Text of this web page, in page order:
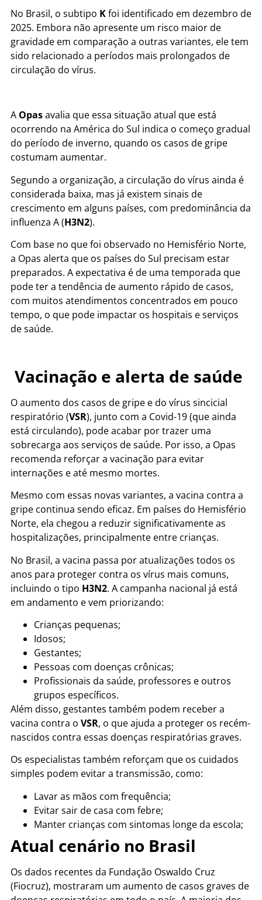
No Brasil, o subtipo Kfoi identificado em dezembro de
2025. Embora não apresente um risco maior de
gravidade em comparação a outras variantes, ele tem
sido relacionado a períodos mais prolongados de
circulação do vírus.
A Opasavalia que essa situação atual que está
ocorrendo na América do Sul indica o começo gradual
do período de inverno, quando os casos de gripe
costumam aumentar.
Segundo a organização, a circulação do vírus ainda é
considerada baixa, mas já existem sinais de
crescimento em alguns países, com predominância da
influenza A (H3N2).
Com base no que foi observado no Hemisfério Norte,
a Opas alerta que os países do Sul precisam estar
preparados. A expectativa é de uma temporada que
pode ter a tendência de aumento rápido de casos,
com muitos atendimentos concentrados em pouco
tempo, o que pode impactar os hospitais e serviços
de saúde.
Vacinação e alerta de saúde
O aumento dos casos de gripe e do vírus sincicial
respiratório (VSR), junto com a Covid-19 (que ainda
está circulando), pode acabar por trazer uma
sobrecarga aos serviços de saúde. Por isso, a Opas
recomenda reforçar a vacinação para evitar
internações e até mesmo mortes.
Mesmo com essas novas variantes, a vacina contra a
gripe continua sendo eficaz. Em países do Hemisfério
Norte, ela chegou a reduzir significativamente as
hospitalizações, principalmente entre crianças.
No Brasil, a vacina passa por atualizações todos os
anos para proteger contra os vírus mais comuns,
incluindo o tipo H3N2. A campanha nacional já está
em andamento e vem priorizando:
Crianças pequenas;
Idosos;
Gestantes;
Pessoas com doenças crônicas;
Profissionais da saúde, professores e outros
grupos específicos.
Além disso, gestantes também podem receber a
vacina contra o VSR, o que ajuda a proteger os recém-
nascidos contra essas doenças respiratórias graves.
Os especialistas também reforçam que os cuidados
simples podem evitar a transmissão, como:
Lavar as mãos com frequência;
Evitar sair de casa com febre;
Manter crianças com sintomas longe da escola;
Atual cenário no Brasil
Os dados recentes da Fundação Oswaldo Cruz
(Fiocruz), mostraram um aumento de casos graves de